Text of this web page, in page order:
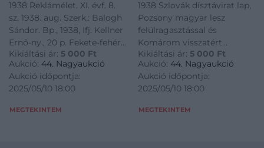
korabeli reklámokkal
illusztrált. Kiadói
papírkötésben.
1938 Reklámélet. XI. évf. 8.
sz. 1938. aug. Szerk.: Balogh
Sándor. Bp., 1938, Ifj. Kellner
Ernő-ny., 20 p. Fekete-fehér
fotókkal és korabeli
reklámokkal illusztrált.
Kiadói papírkötésben.
Kikiáltási ár: 5 000 Ft
Aukció: 44. Nagyaukció
Aukció időpontja:
2025/05/10 18:00
MEGTEKINTEM
telegram sheet,
Bratislava becomes
Hungarian overprint
and Komárom returned
cancellation.
1938 Szlovák dísztávirat lap,
Pozsony magyar lesz
felülragasztással és
Komárom visszatért
bélyegzéssel. 1938 Slovak
decorative telegram sheet,
Bratislava becomes
Hungarian overprint and
Kikiáltási ár: 5 000 Ft
Aukció: 44. Nagyaukció
Aukció időpontja:
2025/05/10 18:00
MEGTEKINTEM